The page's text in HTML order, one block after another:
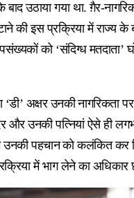
उठाया गया था. ग़ैर-
की इस प्रक्रिया में राज्य के
को ‘संदिग्ध मतदाता’
अक्षर उनकी नागरिकता
और उनकी पत्नियां ऐसे ही
उनकी पहचान को कलंकित कर
में भाग लेने का अधिकार